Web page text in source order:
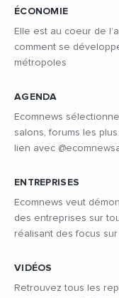
ÉCONOMIE
Elle est au coeur de
comment se
métropoles
AGENDA
Ecomnews
salons, forums les
lien avec
ENTREPRISES
Ecomnews veut
des entreprises sur
réalisant des focus
VIDÉOS
Retrouvez tous les